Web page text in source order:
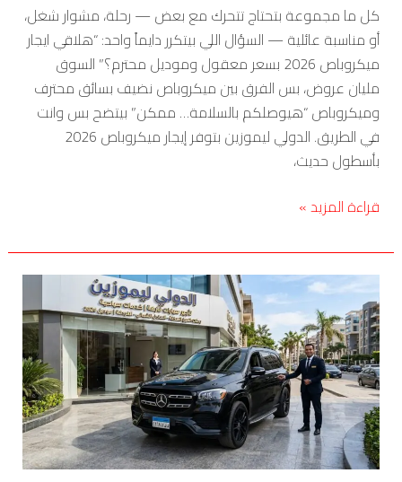
كل ما مجموعة بتحتاج تتحرك مع بعض — رحلة، مشوار شغل،
أو مناسبة عائلية — السؤال اللي بيتكرر دايماً واحد: “هلاقي ايجار
ميكروباص 2026 بسعر معقول وموديل محترم؟” السوق
مليان عروض، بس الفرق بين ميكروباص نضيف بسائق محترف
وميكروباص “هيوصلكم بالسلامة… ممكن” بيتضح بس وانت
في الطريق. الدولي ليموزين بتوفر إيجار ميكروباص 2026
بأسطول حديث،
قراءة المزيد »
عربية
بسعر
مناسب
للعين
السخنة
من
الدولي